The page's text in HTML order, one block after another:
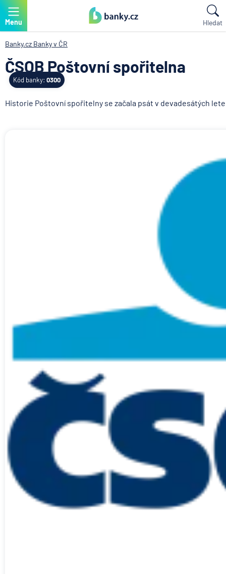
Menu Hledat
Banky.cz Banky v ČR
ČSOB Poštovní spořitelna
Kód banky: 0300
Historie Poštovní spořitelny se začala psát v devadesátých